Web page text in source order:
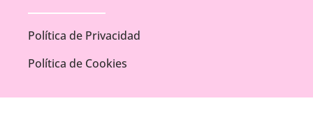
Política de Privacidad
Política de Cookies